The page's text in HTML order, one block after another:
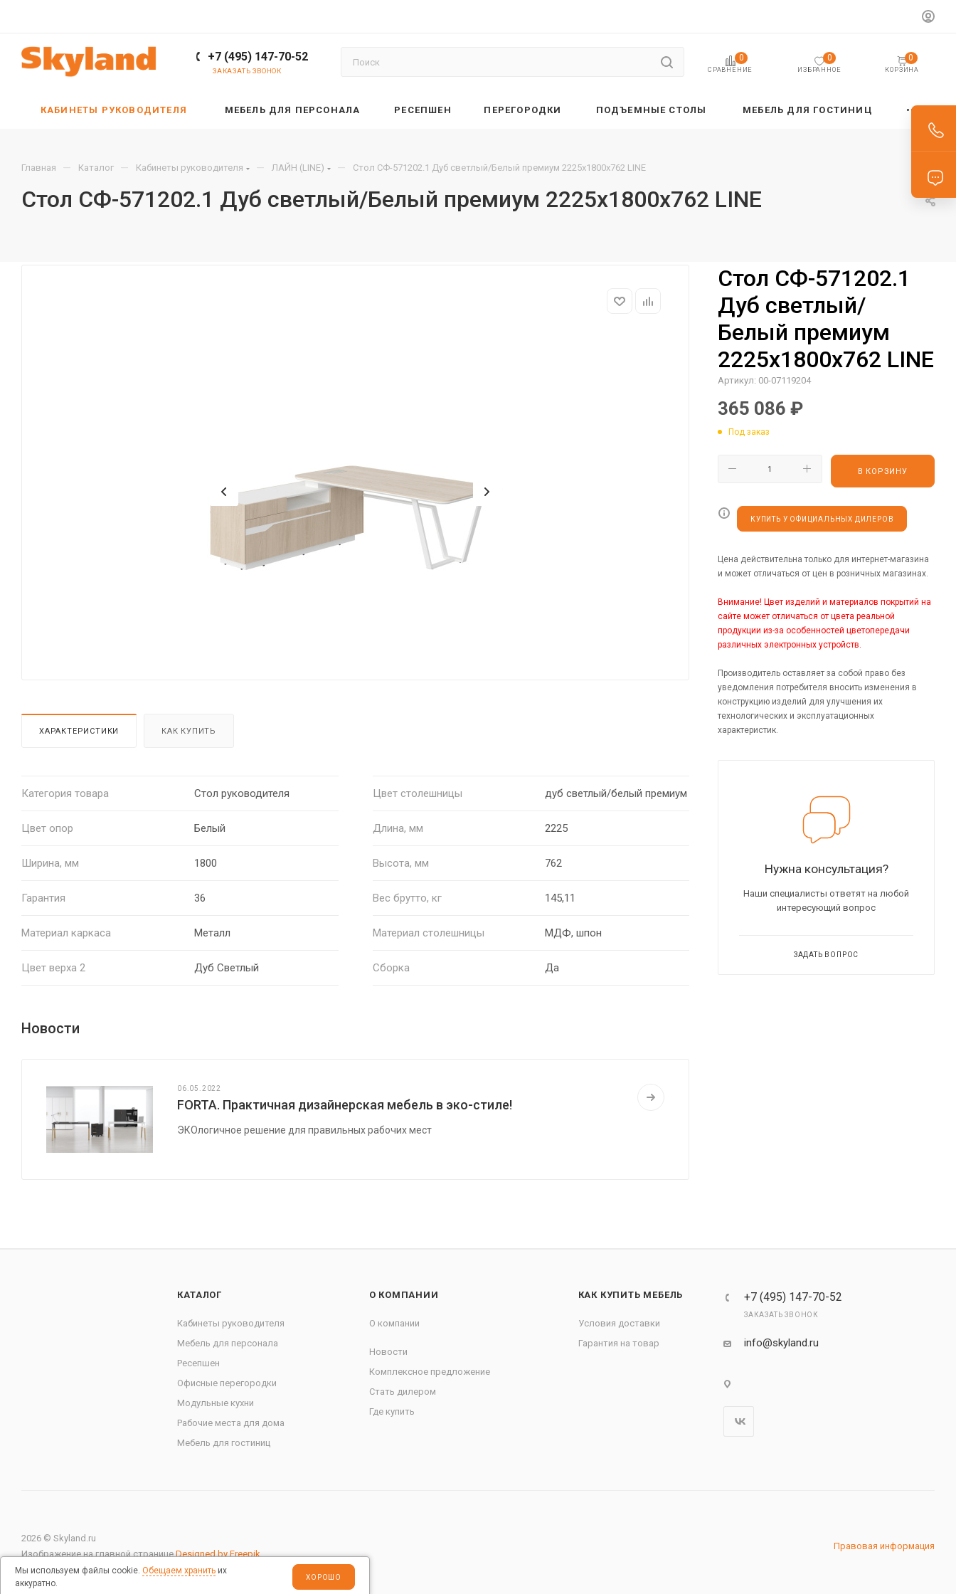
+7 (495) 147-70-52
ЗАКАЗАТЬ ЗВОНОК СРАВНЕНИЕ
0
ИЗБРАННОЕ
0
КОРЗИНА
0
КАБИНЕТЫ РУКОВОДИТЕЛЯ МЕБЕЛЬ ДЛЯ ПЕРСОНАЛА РЕСЕПШЕН ПЕРЕГОРОДКИ ПОДЪЕМНЫЕ СТОЛЫ МЕБЕЛЬ ДЛЯ ГОСТИНИЦ
Главная — Каталог — Кабинеты руководителя — ЛАЙН (LINE) — Стол СФ-571202.1 Дуб светлый/Белый премиум 2225х1800х762 LINE
Стол СФ-571202.1 Дуб светлый/Белый премиум 2225х1800х762 LINE
ХАРАКТЕРИСТИКИ КАК КУПИТЬ
Категория товара Стол руководителя Цвет столешницы дуб светлый/белый премиум
Цвет опор Белый Длина, мм 2225
Ширина, мм 1800 Высота, мм 762
Гарантия 36 Вес брутто, кг 145,11
Материал каркаса Металл Материал столешницы МДФ, шпон
Цвет верха 2 Дуб Светлый Сборка Да
Новости
06.05.2022
FORTA. Практичная дизайнерская мебель в эко-стиле!
ЭКОлогичное решение для правильных рабочих мест
Стол СФ-571202.1
Дуб светлый/
Белый премиум
2225х1800х762 LINE
Артикул: 00-07119204
365 086 ₽
Под заказ
В КОРЗИНУ
КУПИТЬ У ОФИЦИАЛЬНЫХ ДИЛЕРОВ
Цена действительна только для интернет-магазина
и может отличаться от цен в розничных магазинах.
Внимание! Цвет изделий и материалов покрытий на
сайте может отличаться от цвета реальной
продукции из-за особенностей цветопередачи
различных электронных устройств.
Производитель оставляет за собой право без
уведомления потребителя вносить изменения в
конструкцию изделий для улучшения их
технологических и эксплуатационных
характеристик.
Нужна консультация?
Наши специалисты ответят на любой
интересующий вопрос
ЗАДАТЬ ВОПРОС
КАТАЛОГ
Кабинеты руководителя
Мебель для персонала
Ресепшен
Офисные перегородки
Модульные кухни
Рабочие места для дома
Мебель для гостиниц
О КОМПАНИИ
О компании
Новости
Комплексное предложение
Стать дилером
Где купить
КАК КУПИТЬ МЕБЕЛЬ
Условия доставки
Гарантия на товар
+7 (495) 147-70-52
ЗАКАЗАТЬ ЗВОНОК
info@skyland.ru
2026 © Skyland.ru
Изображение на главной страницеDesigned by Freepik
Правовая информация
Мы используем файлы cookie. Обещаем хранить их
аккуратно.
ХОРОШО